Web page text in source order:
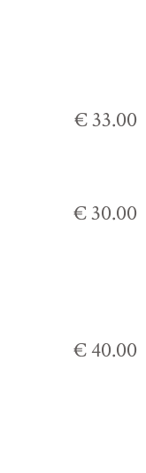
€ 33.00
€ 30.00
€ 40.00